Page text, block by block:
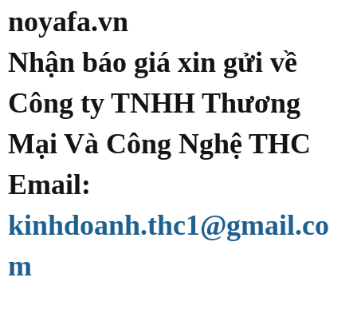
noyafa.vn
Nhận báo giá xin gửi về
Công ty TNHH Thương
Mại Và Công Nghệ THC
Email:
kinhdoanh.thc1@gmail.co
m